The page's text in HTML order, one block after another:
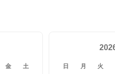
金 土 日 月 火